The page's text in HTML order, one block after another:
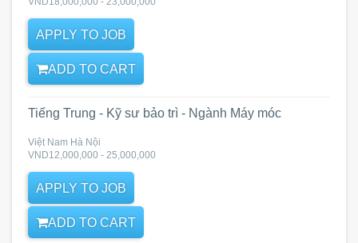
APPLY TO JOB
ADD TO CART
Tiếng Trung - Kỹ sư bảo trì - Ngành Máy móc
Việt Nam Hà Nội
VND12,000,000 - 25,000,000
APPLY TO JOB
ADD TO CART